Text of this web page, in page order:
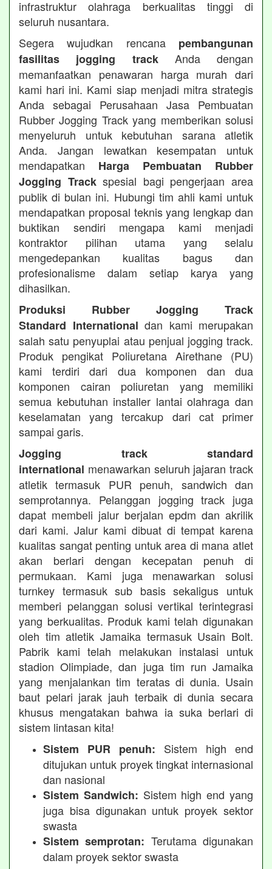
infrastruktur olahraga berkualitas tinggi di
seluruh nusantara.
Segera wujudkan rencana pembangunan
fasilitas jogging trackAnda dengan
memanfaatkan penawaran harga murah dari
kami hari ini. Kami siap menjadi mitra strategis
Anda sebagai Perusahaan Jasa Pembuatan
Rubber Jogging Track yang memberikan solusi
menyeluruh untuk kebutuhan sarana atletik
Anda. Jangan lewatkan kesempatan untuk
mendapatkan Harga Pembuatan Rubber
Jogging Trackspesial bagi pengerjaan area
publik di bulan ini. Hubungi tim ahli kami untuk
mendapatkan proposal teknis yang lengkap dan
buktikan sendiri mengapa kami menjadi
kontraktor pilihan utama yang selalu
mengedepankan kualitas bagus dan
profesionalisme dalam setiap karya yang
dihasilkan.
Produksi Rubber Jogging Track
Standard International dan kami merupakan
salah satu penyuplai atau penjual jogging track.
Produk pengikat Poliuretana Airethane (PU)
kami terdiri dari dua komponen dan dua
komponen cairan poliuretan yang memiliki
semua kebutuhan installer lantai olahraga dan
keselamatan yang tercakup dari cat primer
sampai garis.
Jogging track standard
international menawarkan seluruh jajaran track
atletik termasuk PUR penuh, sandwich dan
semprotannya. Pelanggan jogging track juga
dapat membeli jalur berjalan epdm dan akrilik
dari kami. Jalur kami dibuat di tempat karena
kualitas sangat penting untuk area di mana atlet
akan berlari dengan kecepatan penuh di
permukaan. Kami juga menawarkan solusi
turnkey termasuk sub basis sekaligus untuk
memberi pelanggan solusi vertikal terintegrasi
yang berkualitas. Produk kami telah digunakan
oleh tim atletik Jamaika termasuk Usain Bolt.
Pabrik kami telah melakukan instalasi untuk
stadion Olimpiade, dan juga tim run Jamaika
yang menjalankan tim teratas di dunia. Usain
baut pelari jarak jauh terbaik di dunia secara
khusus mengatakan bahwa ia suka berlari di
sistem lintasan kita!
Sistem PUR penuh: Sistem high end
ditujukan untuk proyek tingkat internasional
dan nasional
Sistem Sandwich: Sistem high end yang
juga bisa digunakan untuk proyek sektor
swasta
Sistem semprotan: Terutama digunakan
dalam proyek sektor swasta